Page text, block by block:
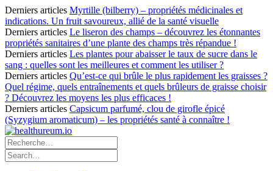
Derniers articles Myrtille (bilberry) – propriétés médicinales et
indications. Un fruit savoureux, allié de la santé visuelle
Derniers articles Le liseron des champs – découvrez les étonnantes
propriétés sanitaires d’une plante des champs très répandue !
Derniers articles Les plantes pour abaisser le taux de sucre dans le
sang : quelles sont les meilleures et comment les utiliser ?
Derniers articles Qu’est-ce qui brûle le plus rapidement les graisses ?
Quel régime, quels entraînements et quels brûleurs de graisse choisir
? Découvrez les moyens les plus efficaces !
Derniers articles Capsicum parfumé, clou de girofle épicé
(Syzygium aromaticum) – les propriétés santé à connaître !